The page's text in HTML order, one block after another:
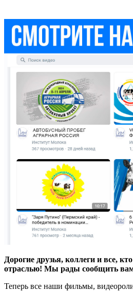
Дорогие друзья, коллеги и все,
отраслью! Мы рады сообщить
Теперь все наши фильмы,